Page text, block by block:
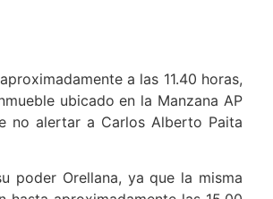
a las 11.40 horas,
ubicado en la Manzana AP
no alertar a Carlos Alberto Paita
poder Orellana, ya que la misma